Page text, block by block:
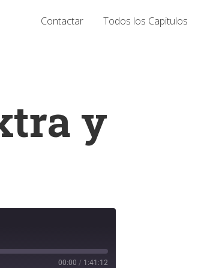
Contactar Todos los Capitulos
y
00:00 / 1:41:12